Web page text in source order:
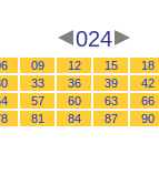
024
09 12 15 18
33 36 39 42
57 60 63 66
81 84 87 90